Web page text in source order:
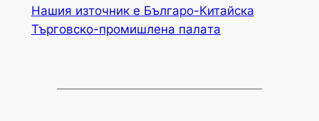
Нашия източник е Българо-Китайска
Търговско-промишлена палaта